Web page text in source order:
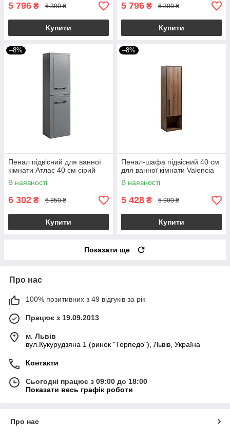
5 796 ₴ 6 300 ₴
Купити
5 796 ₴ 6 300 ₴
Купити
–8%
Пенал підвісний для ванної
кімнати Атлас 40 см сірий
В наявності
6 302 ₴ 6 850 ₴
Купити
–8%
Пенал-шафа підвісний 40 см
для ванної кімнати Valencia
В наявності
5 428 ₴ 5 900 ₴
Купити
Показати ще
Про нас
100% позитивних з 49 відгуків за рік
Працює з 19.09.2013
м. Львів
вул.Кукурудзяна 1 (ринок "Торпедо"), Львів, Україна
Контакти
Сьогодні працює з 09:00 до 18:00
Показати весь графік роботи
Про нас